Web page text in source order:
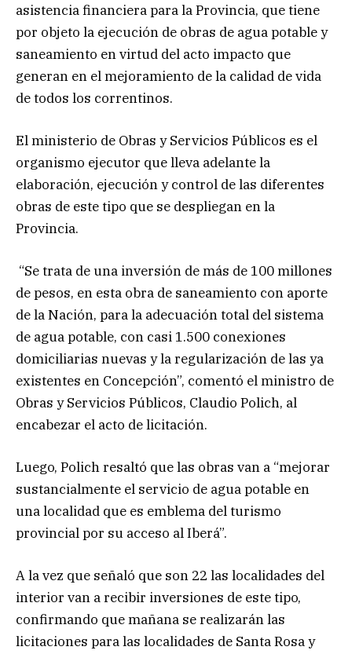
asistencia financiera para la Provincia, que tiene
por objeto la ejecución de obras de agua potable y
saneamiento en virtud del acto impacto que
generan en el mejoramiento de la calidad de vida
de todos los correntinos.
El ministerio de Obras y Servicios Públicos es el
organismo ejecutor que lleva adelante la
elaboración, ejecución y control de las diferentes
obras de este tipo que se despliegan en la
Provincia.
“Se trata de una inversión de más de 100 millones
de pesos, en esta obra de saneamiento con aporte
de la Nación, para la adecuación total del sistema
de agua potable, con casi 1.500 conexiones
domiciliarias nuevas y la regularización de las ya
existentes en Concepción”, comentó el ministro de
Obras y Servicios Públicos, Claudio Polich, al
encabezar el acto de licitación.
Luego, Polich resaltó que las obras van a “mejorar
sustancialmente el servicio de agua potable en
una localidad que es emblema del turismo
provincial por su acceso al Iberá”.
A la vez que señaló que son 22 las localidades del
interior van a recibir inversiones de este tipo,
confirmando que mañana se realizarán las
licitaciones para las localidades de Santa Rosa y